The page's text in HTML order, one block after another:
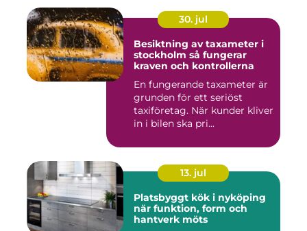
30. jul
Besiktning av taxameter i
stockholm så fungerar
kraven och kontrollerna
En fungerande taxameter är
grunden för ett seriöst
taxiföretag. När kunder kliver
in i bilen ska pri...
13. jul
Platsbyggt kök i nyköping
när funktion, form och
hantverk möts